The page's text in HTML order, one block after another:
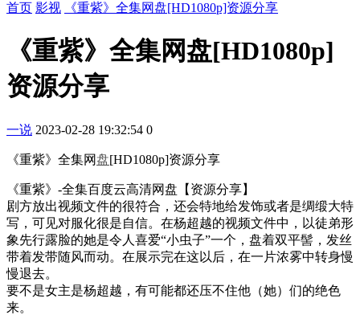
首页 影视 《重紫》全集网盘[HD1080p]资源分享
《重紫》全集网盘[HD1080p]
资源分享
一说 2023-02-28 19:32:54 0
《重紫》全集网盘[HD1080p]资源分享
《重紫》-全集百度云高清网盘【资源分享】
剧方放出视频文件的很符合，还会特地给发饰或者是绸缎大特
写，可见对服化很是自信。在杨超越的视频文件中，以徒弟形
象先行露脸的她是令人喜爱“小虫子”一个，盘着双平髻，发丝
带着发带随风而动。在展示完在这以后，在一片浓雾中转身慢
慢退去。
要不是女主是杨超越，有可能都还压不住他（她）们的绝色
来。